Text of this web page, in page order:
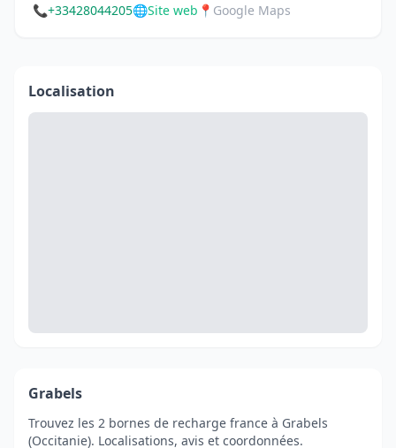
📞+33428044205🌐Site web 📍 Google Maps
Localisation
Grabels
Trouvez les 2 bornes de recharge france à Grabels
(Occitanie). Localisations, avis et coordonnées.